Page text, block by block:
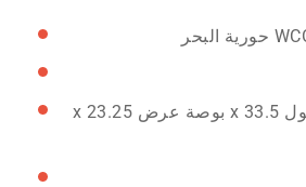
71 بوصة طول x 33.5 بوصة عرض x 23.25